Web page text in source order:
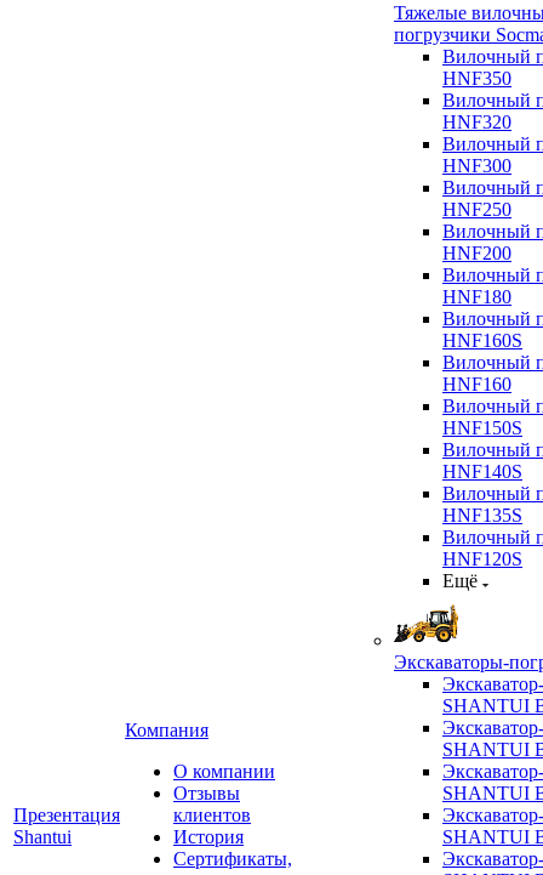
Презентация
Shantui
Компания
О компании
Отзывы
клиентов
История
Сертификаты,
Тяжелые
погрузчики
Вилочный
HNF350
Вилочный
HNF320
Вилочный
HNF300
Вилочный
HNF250
Вилочный
HNF200
Вилочный
HNF180
Вилочный
HNF160S
Вилочный
HNF160
Вилочный
HNF150S
Вилочный
HNF140S
Вилочный
HNF135S
Вилочный
HNF120S
Ещё
Экскаваторы-
SHANTUI
SHANTUI
SHANTUI
SHANTUI